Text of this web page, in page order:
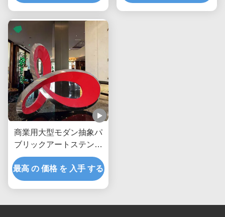
商業用大型モダン抽象パ
ブリックアートステンレ
ス鋼彫刻
最高 の 価格 を 入手 する